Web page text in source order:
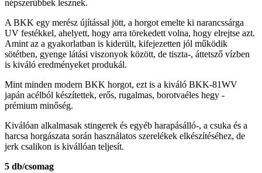
népszerűbbek lesznek.
A BKK egy merész újítással jött, a horgot emelte ki narancssárga
UV festékkel, ahelyett, hogy arra törekedett volna, hogy elrejtse azt.
Amint az a gyakorlatban is kiderült, kifejezetten jól működik
sötétben, gyenge látási viszonyok között, de tiszta-, áttetsző vízben
is kiváló eredményeket produkál.
Mint minden modern BKK horgot, ezt is a kiváló BKK-81WV
japán acélból készítettek, erős, rugalmas, borotvaéles hegy -
prémium minőség.
Kiválóan alkalmasak stingerek és egyéb harapásálló-, a csuka és a
harcsa horgászata során használatos szerelékek elkészítéséhez, de
jerk csalikon is kivállóan teljesít.
5 db/csomag